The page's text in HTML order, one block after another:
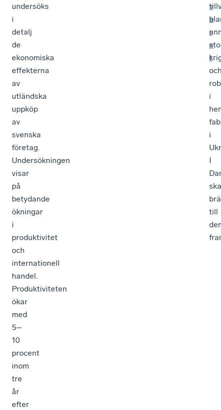
undersöks
i
detalj
de
ekonomiska
effekterna
av
utländska
uppköp
av
svenska
företag.
Undersökningen
visar
på
betydande
ökningar
i
produktivitet
och
internationell
handel.
Produktiviteten
ökar
med
5–
10
procent
inom
tre
år
efter
v
a
r
e
t
i
i
I
ska
till